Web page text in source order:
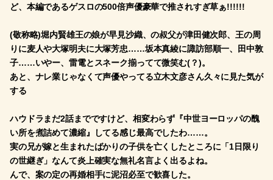
ど、本編であるゲスロの500倍声優豪華で推されすぎ草ぁ!!!!!!
(敬称略)堀内賢雄王の娘が早見沙織、の叔父が津田健次郎、王の周
りに麦人や大塚明夫に大塚芳忠……坂本真綾に諏訪部順一、田中敦
子……いやー、雷電とスネーク揃ってて微笑む(？)。
あと、ナレ業じゃなくて声優やってる立木文彦さん久々に見た気が
する
ハウドラまだ2話までですけど、相変わらず『中世ヨーロッパの醜
い所を煮詰めて濃縮』してる感じ最高でしたわ……。
実の兄が嫁と生まれたばかりの子供を亡くしたところに「1日限り
の世継ぎ」なんて炎上確実な無礼名言よく出るよね。
んで、案の定の再婚相手に泥沼必至で歓喜した。